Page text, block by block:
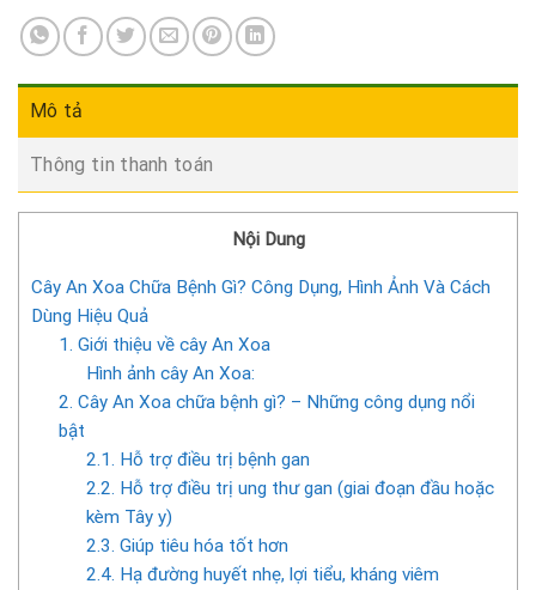
Mô tả
Thông tin thanh toán
Nội Dung
Cây An Xoa Chữa Bệnh Gì? Công Dụng, Hình Ảnh Và Cách
Dùng Hiệu Quả
1. Giới thiệu về cây An Xoa
Hình ảnh cây An Xoa:
2. Cây An Xoa chữa bệnh gì? – Những công dụng nổi
bật
2.1. Hỗ trợ điều trị bệnh gan
2.2. Hỗ trợ điều trị ung thư gan (giai đoạn đầu hoặc
kèm Tây y)
2.3. Giúp tiêu hóa tốt hơn
2.4. Hạ đường huyết nhẹ, lợi tiểu, kháng viêm